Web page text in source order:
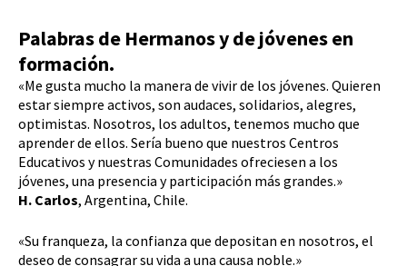
Palabras de Hermanos y de jóvenes en
formación.
«Me gusta mucho la manera de vivir de los jóvenes. Quieren
estar siempre activos, son audaces, solidarios, alegres,
optimistas. Nosotros, los adultos, tenemos mucho que
aprender de ellos. Sería bueno que nuestros Centros
Educativos y nuestras Comunidades ofreciesen a los
jóvenes, una presencia y participación más grandes.»
H. Carlos, Argentina, Chile.
«Su franqueza, la confianza que depositan en nosotros, el
deseo de consagrar su vida a una causa noble.»